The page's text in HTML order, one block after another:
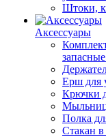
Штоки,
Аксессуары
Ерш для
Крючки
Полка
Стакан